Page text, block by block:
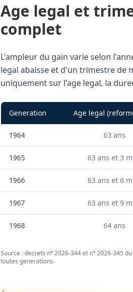
Age legal et
complet
L'ampleur du gain varie selon
legal abaisse et d'un trimestre de
uniquement sur l'age legal, la
Generation Age legal
1964 63 ans
1965 63 ans et 3
1966 63 ans et 6
1967 63 ans et 9
1968 64 ans
Source : decrets n° 2026-344 et n° 2026-345
toutes generations.